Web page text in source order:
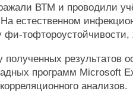
ВТМ и проводили
естественном
фи-тофтороустойчивости,
полученных результатов
программ Microsoft
анализов.